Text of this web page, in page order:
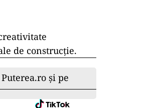
de construcție.
și pe